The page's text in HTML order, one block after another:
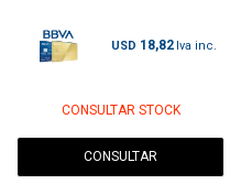
USD 18,82
CONSULTAR STOCK
CONSULTAR